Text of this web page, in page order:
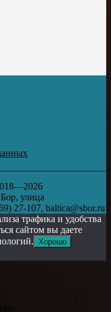
улица
27-107, baltica@sbor.ru
трафика и удобства
сайтом вы даете
Хорошо